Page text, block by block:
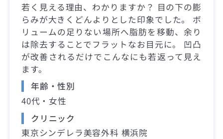
若く見える理由、わかりますか？ 目の下の膨
らみが大きくどんよりとした印象でした。 ボ
リュームの足りない場所へ脂肪を移動、余り
は除去することでフラットなお目元に。 凹凸
が改善されるだけでこんなにも若返って見え
ます。
年齢・性別
40代・女性
クリニック
東京シンデレラ美容外科 横浜院